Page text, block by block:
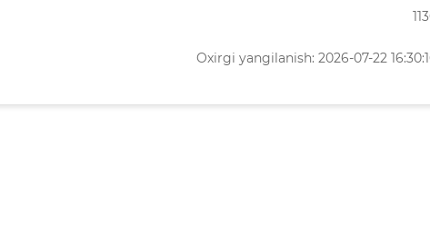
Oxirgi yangilanish: 2026-07-22